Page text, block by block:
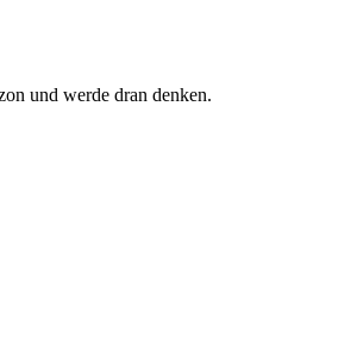
und werde dran denken.